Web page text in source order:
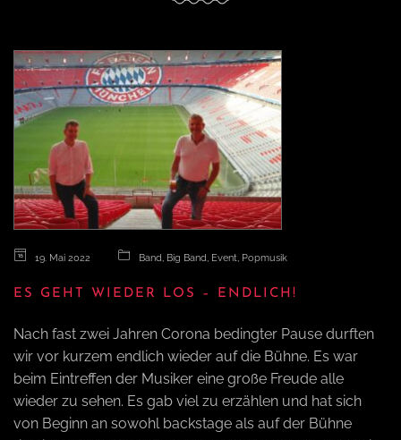
19. Mai 2022 Band, Big Band, Event, Popmusik
ES GEHT WIEDER LOS – ENDLICH!
Nach fast zwei Jahren Corona bedingter Pause durften
wir vor kurzem endlich wieder auf die Bühne. Es war
beim Eintreffen der Musiker eine große Freude alle
wieder zu sehen. Es gab viel zu erzählen und hat sich
von Beginn an sowohl backstage als auf der Bühne